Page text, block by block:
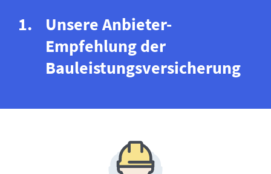
Unsere Anbieter-
Empfehlung der
Bauleistungs­versicherung